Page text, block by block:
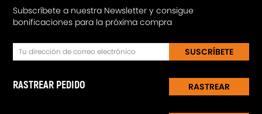
Subscríbete a nuestra Newsletter y consigue
bonificaciones para la próxima compra
SUSCRÍBETE
RASTREAR PEDIDO RASTREAR